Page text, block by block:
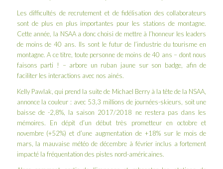
Les difficultés de recrutement et de fidélisation des collaborateurs
sont de plus en plus importantes pour les stations de montagne.
Cette année, la NSAA a donc choisi de mettre à l’honneur les leaders
de moins de 40 ans. Ils sont le futur de l’industrie du tourisme en
montagne. A ce titre, toute personne de moins de 40 ans – dont nous
faisons parti ! – arbore un ruban jaune sur son badge, afin de
faciliter les interactions avec nos ainés.
Kelly Pawlak , qui prend la suite de Michael Berryà la tête de la NSAA,
annonce la couleur : avec 53,3 millions de journées-skieurs, soit une
baisse de -2,8%, la saison 2017/2018 ne restera pas dans les
mémoires. En dépit d’un début très prometteur en octobre et
novembre (+52%) et d’une augmentation de +18% sur le mois de
mars, la mauvaise météo de décembre à février inclus a fortement
impacté la fréquentation des pistes nord-américaines.